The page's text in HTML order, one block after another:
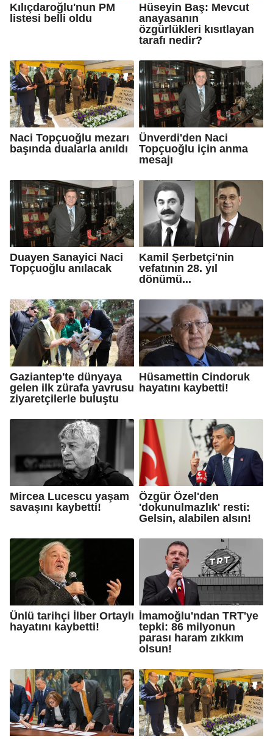
Kılıçdaroğlu'nun PM
listesi belli oldu
Hüseyin Baş: Mevcut
anayasanın
özgürlükleri kısıtlayan
tarafı nedir?
Naci Topçuoğlu mezarı
başında dualarla anıldı
Ünverdi'den Naci
Topçuoğlu için anma
mesajı
Duayen Sanayici Naci
Topçuoğlu anılacak
Kamil Şerbetçi'nin
vefatının 28. yıl
dönümü...
Gaziantep'te dünyaya
gelen ilk zürafa yavrusu
ziyaretçilerle buluştu
Hüsamettin Cindoruk
hayatını kaybetti!
Mircea Lucescu yaşam
savaşını kaybetti!
Özgür Özel'den
'dokunulmazlık' resti:
Gelsin, alabilen alsın!
Ünlü tarihçi İlber Ortaylı
hayatını kaybetti!
İmamoğlu'ndan TRT'ye
tepki: 86 milyonun
parası haram zıkkım
olsun!